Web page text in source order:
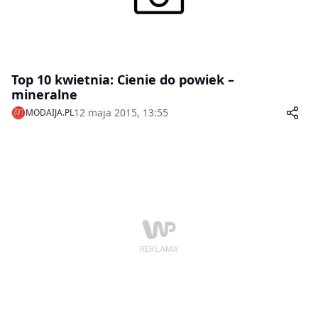
Top 10 kwietnia: Cienie do powiek –
mineralne
MODAIJA.PL12 maja 2015, 13:55